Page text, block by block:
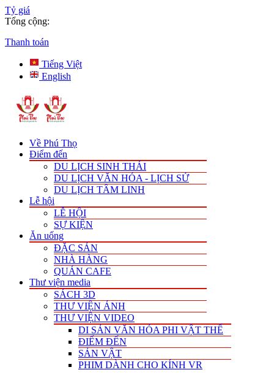
Tỷ giá
Tổng cộng:
Thanh toán
Tiếng Việt
English
Về Phú Thọ
Điểm đến
DU LỊCH SINH THÁI
DU LỊCH VĂN HÓA - LỊCH SỬ
DU LỊCH TÂM LINH
Lễ hội
LỄ HỘI
SỰ KIỆN
Ăn uống
ĐẶC SẢN
NHÀ HÀNG
QUÁN CAFE
Thư viện media
SÁCH 3D
THƯ VIỆN ẢNH
THƯ VIỆN VIDEO
DI SẢN VĂN HÓA PHI VẬT THỂ
ĐIỂM ĐẾN
SẢN VẬT
PHIM DÀNH CHO KÍNH VR